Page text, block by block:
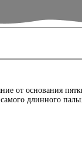
от основания
самого длинного